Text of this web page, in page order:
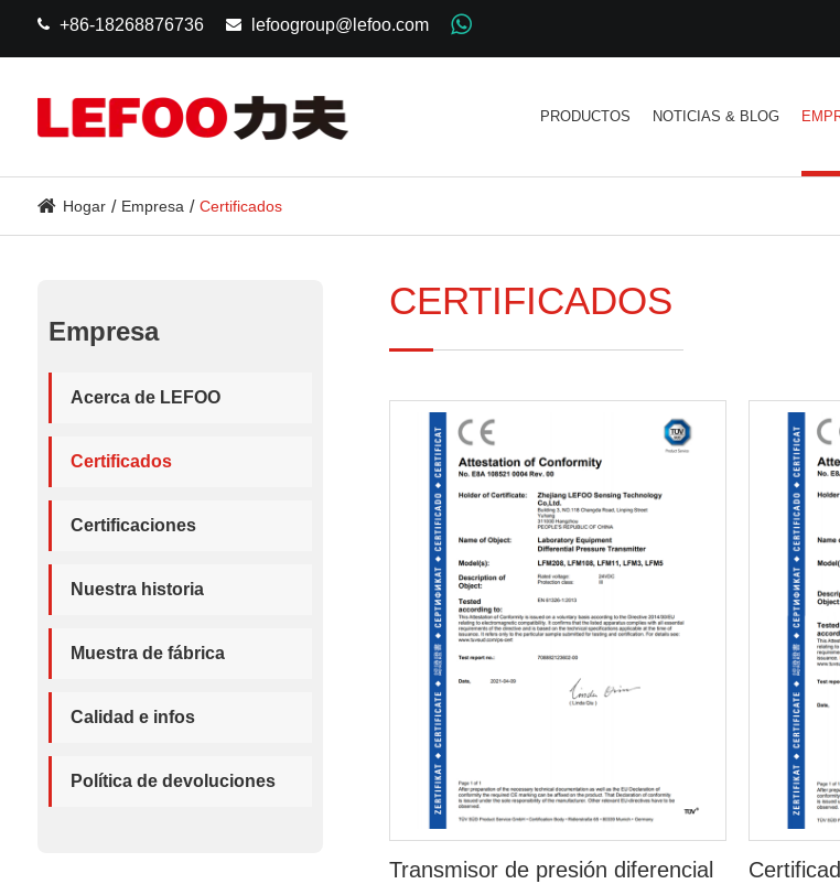
+86-18268876736 lefoogroup@lefoo.com
PRODUCTOS NOTICIAS & BLOG
Hogar Empresa Certificados
Empresa
Acerca de LEFOO
Certificados
Certificaciones
Nuestra historia
Muestra de fábrica
Calidad e infos
Política de devoluciones
CERTIFICADOS
Transmisor de presión diferencial